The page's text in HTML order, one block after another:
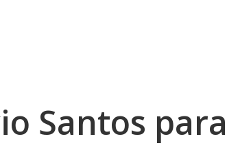
Santos para